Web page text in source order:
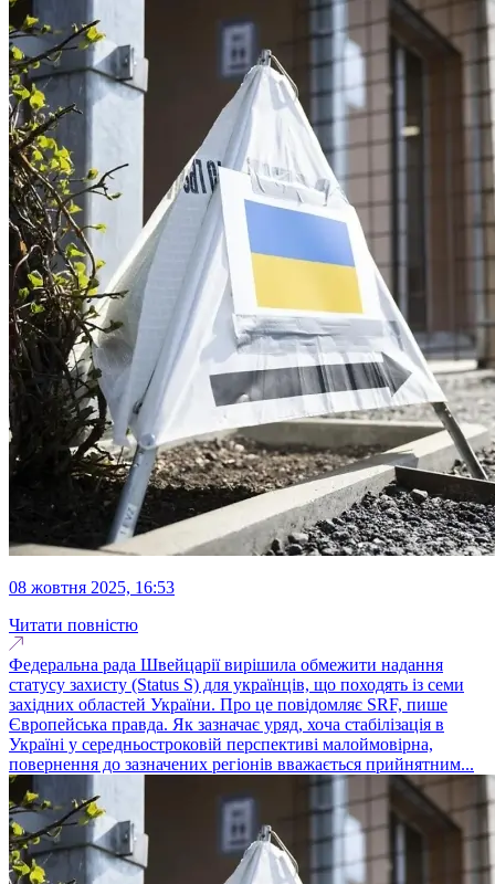
08 жовтня 2025, 16:53
Читати повністю
Федеральна рада Швейцарії вирішила обмежити надання
статусу захисту (Status S) для українців, що походять із семи
західних областей України. Про це повідомляє SRF, пише
Європейська правда. Як зазначає уряд, хоча стабілізація в
Україні у середньостроковій перспективі малоймовірна,
повернення до зазначених регіонів вважається прийнятним...